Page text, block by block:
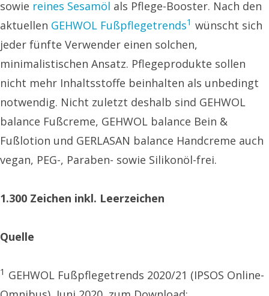
sowie reines Sesamöl als Pflege-Booster. Nach den
aktuellen GEHWOL Fußpflegetrends1 wünscht sich
jeder fünfte Verwender einen solchen,
minimalistischen Ansatz. Pflegeprodukte sollen
nicht mehr Inhaltsstoffe beinhalten als unbedingt
notwendig. Nicht zuletzt deshalb sind GEHWOL
balance Fußcreme, GEHWOL balance Bein &
Fußlotion und GERLASAN balance Handcreme auch
vegan, PEG-, Paraben- sowie Silikonöl-frei.
1.300 Zeichen inkl. Leerzeichen
Quelle
1 GEHWOL Fußpflegetrends 2020/21 (IPSOS Online-